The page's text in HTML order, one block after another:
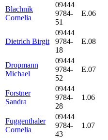
Blachnik
Cornelia
09444
9784-
51
E.06
Dietrich Birgit
09444
9784-
18
E.08
Dropmann
Michael
09444
9784-
52
E.07
Forstner
Sandra
09444
9784-
28
1.06
Fuggenthaler
Cornelia
09444
9784-
43
1.07